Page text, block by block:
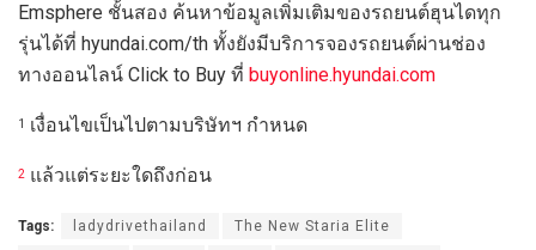
Emsphere ชั้นสอง ค้นหาข้อมูลเพิ่มเติมของรถยนต์ฮุนไดทุก
รุ่นได้ที่ hyundai.com/th ทั้งยังมีบริการจองรถยนต์ผ่านช่อง
ทางออนไลน์ Click to Buy ที่ buyonline.hyundai.com
1 เงื่อนไขเป็นไปตามบริษัทฯ กำหนด
2 แล้วแต่ระยะใดถึงก่อน
Tags: ladydrivethailand The New Staria Elite